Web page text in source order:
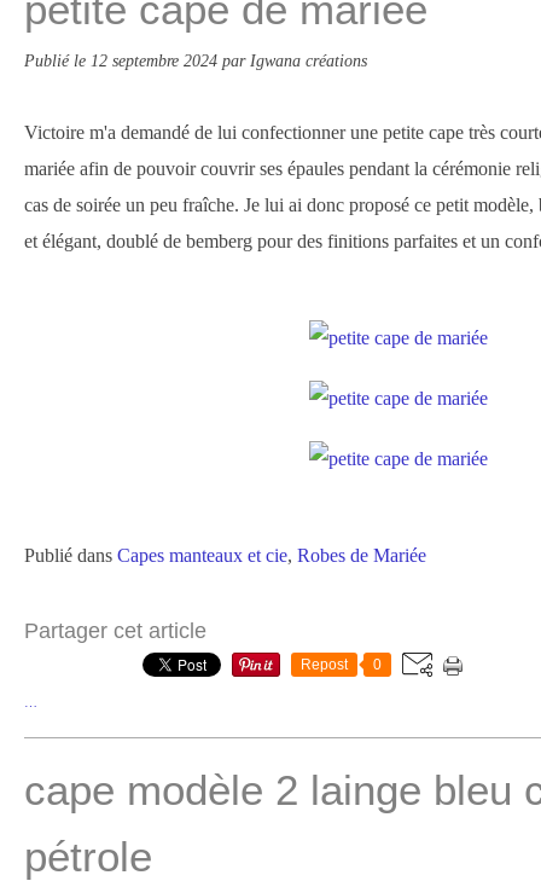
Publié le 12 septembre 2024 par Igwana créations
Victoire m'a demandé de lui confectionner une petite cape très
mariée afin de pouvoir couvrir ses épaules pendant la cérémonie
cas de soirée un peu fraîche. Je lui ai donc proposé ce petit
et élégant, doublé de bemberg pour des finitions parfaites et un
Publié dans Capes manteaux et cie, Robes de Mariée
Partager cet article
Repost 0
cape modèle 2 lainge bleu
pétrole